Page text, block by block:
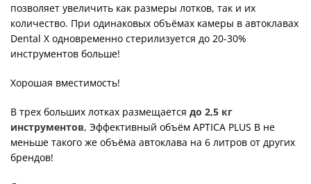
позволяет увеличить как размеры лотков, так и их
количество. При одинаковых объёмах камеры в автоклавах
Dental X одновременно стерилизуется до 20-30%
инструментов больше!
Хорошая вместимость!
В трех больших лотках размещается до 2,5 кг
инструментов, Эффективный объём APTICA PLUS B не
меньше такого же объёма автоклава на 6 литров от других
брендов!